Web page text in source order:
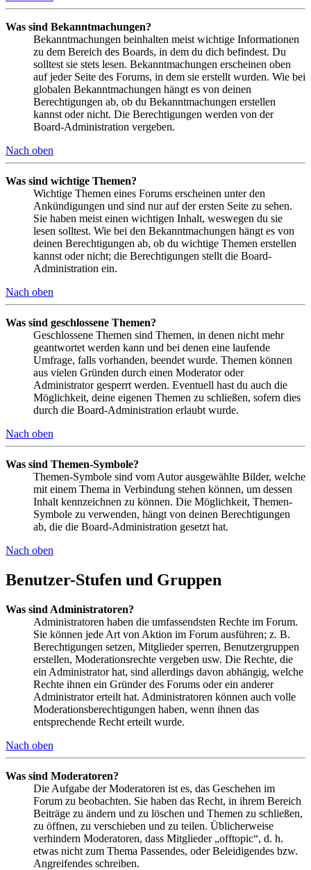
Was sind Bekanntmachungen?
Bekanntmachungen beinhalten meist wichtige Informationen
zu dem Bereich des Boards, in dem du dich befindest. Du
solltest sie stets lesen. Bekanntmachungen erscheinen oben
auf jeder Seite des Forums, in dem sie erstellt wurden. Wie bei
globalen Bekanntmachungen hängt es von deinen
Berechtigungen ab, ob du Bekanntmachungen erstellen
kannst oder nicht. Die Berechtigungen werden von der
Board-Administration vergeben.
Nach oben
Was sind wichtige Themen?
Wichtige Themen eines Forums erscheinen unter den
Ankündigungen und sind nur auf der ersten Seite zu sehen.
Sie haben meist einen wichtigen Inhalt, weswegen du sie
lesen solltest. Wie bei den Bekanntmachungen hängt es von
deinen Berechtigungen ab, ob du wichtige Themen erstellen
kannst oder nicht; die Berechtigungen stellt die Board-
Administration ein.
Nach oben
Was sind geschlossene Themen?
Geschlossene Themen sind Themen, in denen nicht mehr
geantwortet werden kann und bei denen eine laufende
Umfrage, falls vorhanden, beendet wurde. Themen können
aus vielen Gründen durch einen Moderator oder
Administrator gesperrt werden. Eventuell hast du auch die
Möglichkeit, deine eigenen Themen zu schließen, sofern dies
durch die Board-Administration erlaubt wurde.
Nach oben
Was sind Themen-Symbole?
Themen-Symbole sind vom Autor ausgewählte Bilder, welche
mit einem Thema in Verbindung stehen können, um dessen
Inhalt kennzeichnen zu können. Die Möglichkeit, Themen-
Symbole zu verwenden, hängt von deinen Berechtigungen
ab, die die Board-Administration gesetzt hat.
Nach oben
Benutzer-Stufen und Gruppen
Was sind Administratoren?
Administratoren haben die umfassendsten Rechte im Forum.
Sie können jede Art von Aktion im Forum ausführen; z. B.
Berechtigungen setzen, Mitglieder sperren, Benutzergruppen
erstellen, Moderationsrechte vergeben usw. Die Rechte, die
ein Administrator hat, sind allerdings davon abhängig, welche
Rechte ihnen ein Gründer des Forums oder ein anderer
Administrator erteilt hat. Administratoren können auch volle
Moderationsberechtigungen haben, wenn ihnen das
entsprechende Recht erteilt wurde.
Nach oben
Was sind Moderatoren?
Die Aufgabe der Moderatoren ist es, das Geschehen im
Forum zu beobachten. Sie haben das Recht, in ihrem Bereich
Beiträge zu ändern und zu löschen und Themen zu schließen,
zu öffnen, zu verschieben und zu teilen. Üblicherweise
verhindern Moderatoren, dass Mitglieder „offtopic“, d. h.
etwas nicht zum Thema Passendes, oder Beleidigendes bzw.
Angreifendes schreiben.